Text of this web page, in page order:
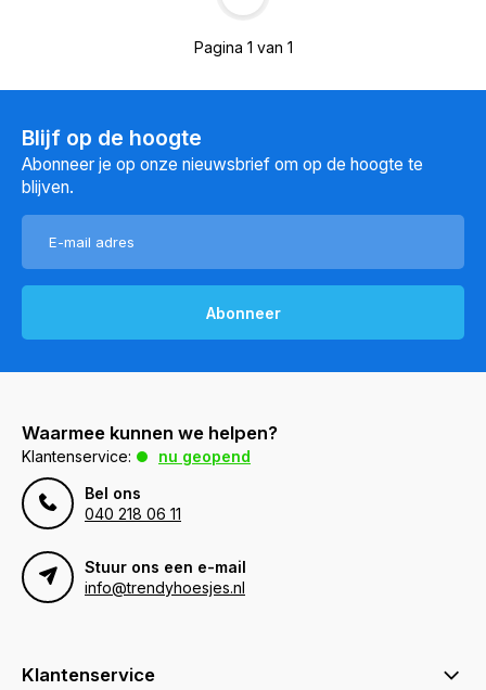
Pagina 1 van 1
Blijf op de hoogte
Abonneer je op onze nieuwsbrief om op de hoogte te
blijven.
Abonneer
Waarmee kunnen we helpen?
Klantenservice:
nu geopend
Bel ons
040 218 06 11
Stuur ons een e-mail
info@trendyhoesjes.nl
Klantenservice